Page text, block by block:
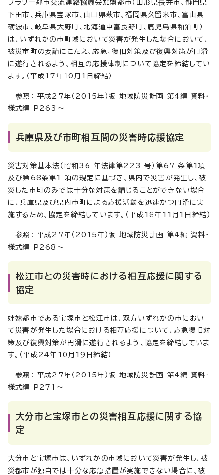
フラワー都市交流連絡協議会加盟都市（山形県長井市、静岡県
下田市、兵庫県宝塚市、山口県萩市、福岡県久留米市、富山県
砺波市、岐阜県大野町、北海道中富良野町、鹿児島県和泊町）
は、いずれかの市町域において災害が発生した場合において、
被災市町の要請にこたえ、応急、復旧対策及び復興対策が円滑
に遂行されるよう、相互の応援体制について協定を締結してい
ます。（平成17年10月1日締結）
参照： 平成27年（2015年）版 地域防災計画 第4編 資料・
様式編 P263～
兵庫県及び市町相互間の災害時応援協定
災害対策基本法（昭和36 年法律第223 号）第67 条第1項
及び第68条第1 項の規定に基づき、県内で災害が発生し、被
災した市町のみでは十分な対策を講じることができない場合
に、兵庫県及び県内市町による応援活動を迅速かつ円滑に実
施するため、協定を締結しています。（平成18年11月1日締結）
参照： 平成27年（2015年）版 地域防災計画 第4編 資料・
様式編 P268～
松江市との災害時における相互応援に関する
協定
姉妹都市である宝塚市と松江市は、双方いずれかの市におい
て災害が発生した場合における相互応援について、応急復旧対
策及び復興対策が円滑に遂行されるよう、協定を締結していま
す。（平成24年10月19日締結）
参照： 平成27年（2015年）版 地域防災計画 第4編 資料・
様式編 P271～
大分市と宝塚市との災害相互応援に関する協
定
大分市と宝塚市は、いずれかの市域において災害が発生し、被
災都市が独自では十分な応急措置が実施できない場合に、被